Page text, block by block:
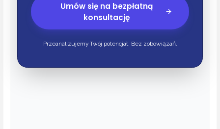
Umów się na bezpłatną
konsultację
Przeanalizujemy Twój potencjał. Bez zobowiązań.